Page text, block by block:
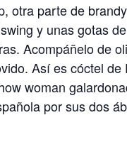
otra parte de
y unas gotas
Acompáñelo de
Así es cóctel
woman
por sus dos